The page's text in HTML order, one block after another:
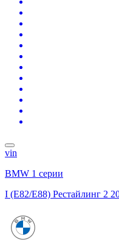
vin
BMW 1 серии
I (E82/E88) Рестайлинг 2